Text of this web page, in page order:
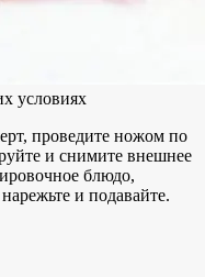
условиях
проведите ножом по
и снимите внешнее
блюдо,
и подавайте.